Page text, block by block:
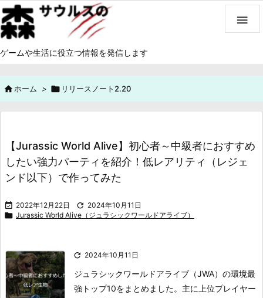

ゲームや生活に役立つ情報を発信します
ホーム >  リリースノート2.20
【Jurassic World Alive】初心者～中級者におすすめ
したい強力パーティを紹介！低レアリティ（レジェ
ンド以下）で作ってみた
 2022年12月22日  2024年10月11日
 Jurassic World Alive（ジュラシックワールドアライブ）
 2024年10月11日
ジュラシックワールドアライブ（JWA）の環境最
強トップ10をまとめました。主に上位プレイヤー